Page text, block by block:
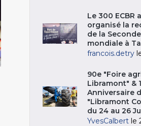
Le 300 ECBR
organisé la
de la
mondiale à
francois.detry
90e "Foire
Libramont" &
Anniversaire
"Libramont
du 24 au 26
YvesCalbert le